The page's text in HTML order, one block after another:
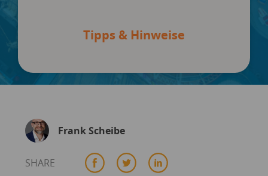
Tipps & Hinweise
Frank Scheibe
SHARE